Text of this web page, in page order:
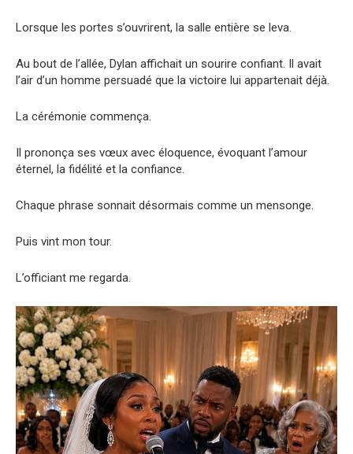
Lorsque les portes s’ouvrirent, la salle entière se leva.
Au bout de l’allée, Dylan affichait un sourire confiant. Il avait
l’air d’un homme persuadé que la victoire lui appartenait déjà.
La cérémonie commença.
Il prononça ses vœux avec éloquence, évoquant l’amour
éternel, la fidélité et la confiance.
Chaque phrase sonnait désormais comme un mensonge.
Puis vint mon tour.
L’officiant me regarda.